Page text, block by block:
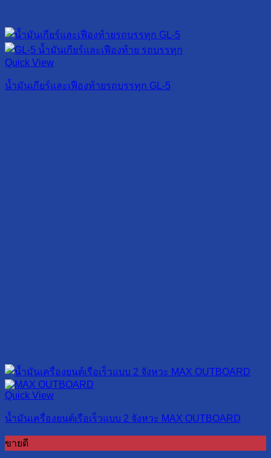
Quick View
น้ำมันเกียร์และเฟืองท้ายรถบรรทุก GL-5
Quick View
น้ำมันเครื่องยนต์เรือเร็วแบบ 2 จังหวะ MAX OUTBOARD
ขายดี